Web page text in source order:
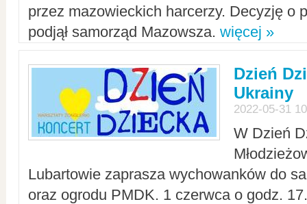
przez mazowieckich harcerzy. Decyzję o
podjął samorząd Mazowsza. więcej »
Dzień
Ukrainy
2022-05-31
W Dzień
Lubartowie zaprasza wychowanków do
oraz ogrodu PMDK. 1 czerwca o godz.